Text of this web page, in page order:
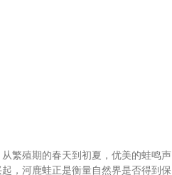
繁殖期的春天到初夏，优美的蛙鸣声
，河鹿蛙正是衡量自然界是否得到保